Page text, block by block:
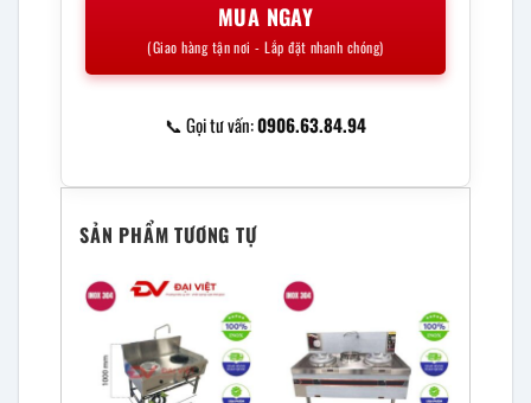
MUA NGAY
(Giao hàng tận nơi - Lắp đặt nhanh chóng)
📞 Gọi tư vấn:0906.63.84.94
SẢN PHẨM TƯƠNG TỰ